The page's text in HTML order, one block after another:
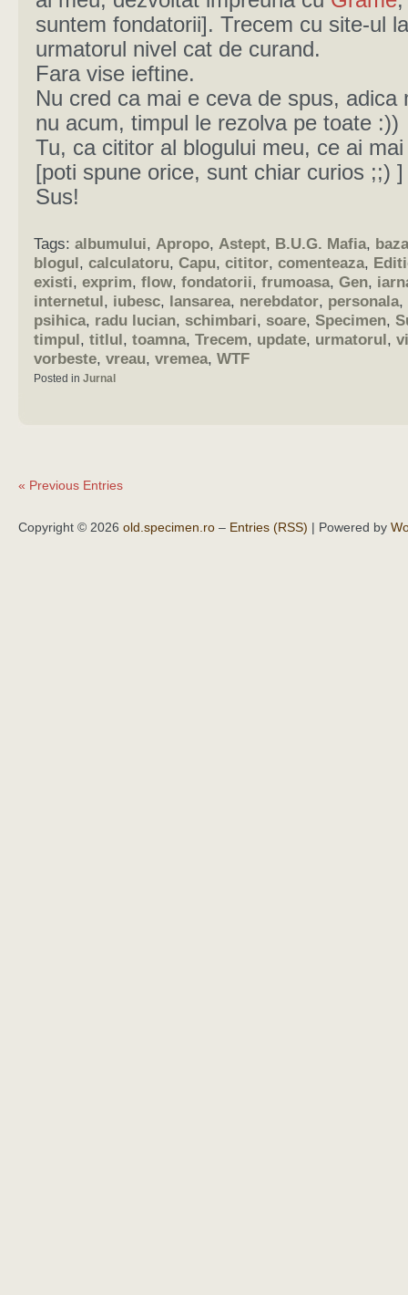
suntem fondatorii]. Trecem cu site-ul la
urmatorul nivel cat de curand.
Fara vise ieftine.
Nu cred ca mai e ceva de spus, adica
nu acum, timpul le rezolva pe toate :))
Tu, ca cititor al blogului meu, ce ai
[poti spune orice, sunt chiar curios ;;) ]
Sus!
Tags: albumului, Apropo, Astept, B.U.G. Mafia,
blogul, calculatoru, Capu, cititor, comenteaza,
existi, exprim, flow, fondatorii, frumoasa, Gen,
internetul, iubesc, lansarea, nerebdator, personala,
psihica, radu lucian, schimbari, soare, Specimen,
timpul, titlul, toamna, Trecem, update, urmatorul,
vorbeste, vreau, vremea, WTF
Posted in Jurnal
« Previous Entries
Copyright © 2026 old.specimen.ro – Entries (RSS) | Powered by